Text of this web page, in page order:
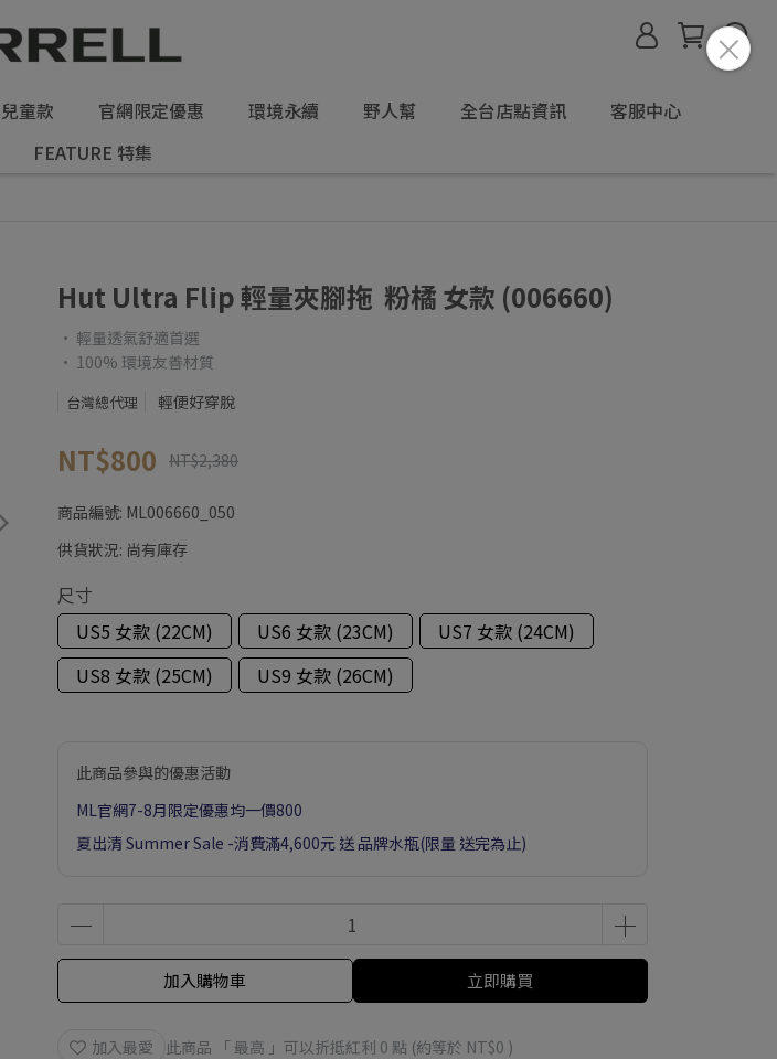
兒童款 官網限定優惠 環境永續 野人幫 全台店點資訊
客服中心
FEATURE 特集
Hut Ultra Flip 輕量夾腳拖 粉橘 女款 (006660)
• 輕量透氣舒適首選
• 100% 環境友善材質
台灣總代理 輕便好穿脫
NT$800 NT$2,380
商品編號: ML006660_050
供貨狀況: 尚有庫存
尺寸
US5 女款 (22CM)
US6 女款 (23CM)
US7 女款 (24CM)
US8 女款 (25CM)
US9 女款 (26CM)
此商品參與的優惠活動
ML官網7-8月限定優惠均一價800
夏出清 Summer Sale -消費滿4,600元 送 品牌水瓶(限量 送完為止)
加入購物車 立即購買
加入最愛 此商品 「 最高 」可以折抵紅利 0 點 (約等於 NT$0 )